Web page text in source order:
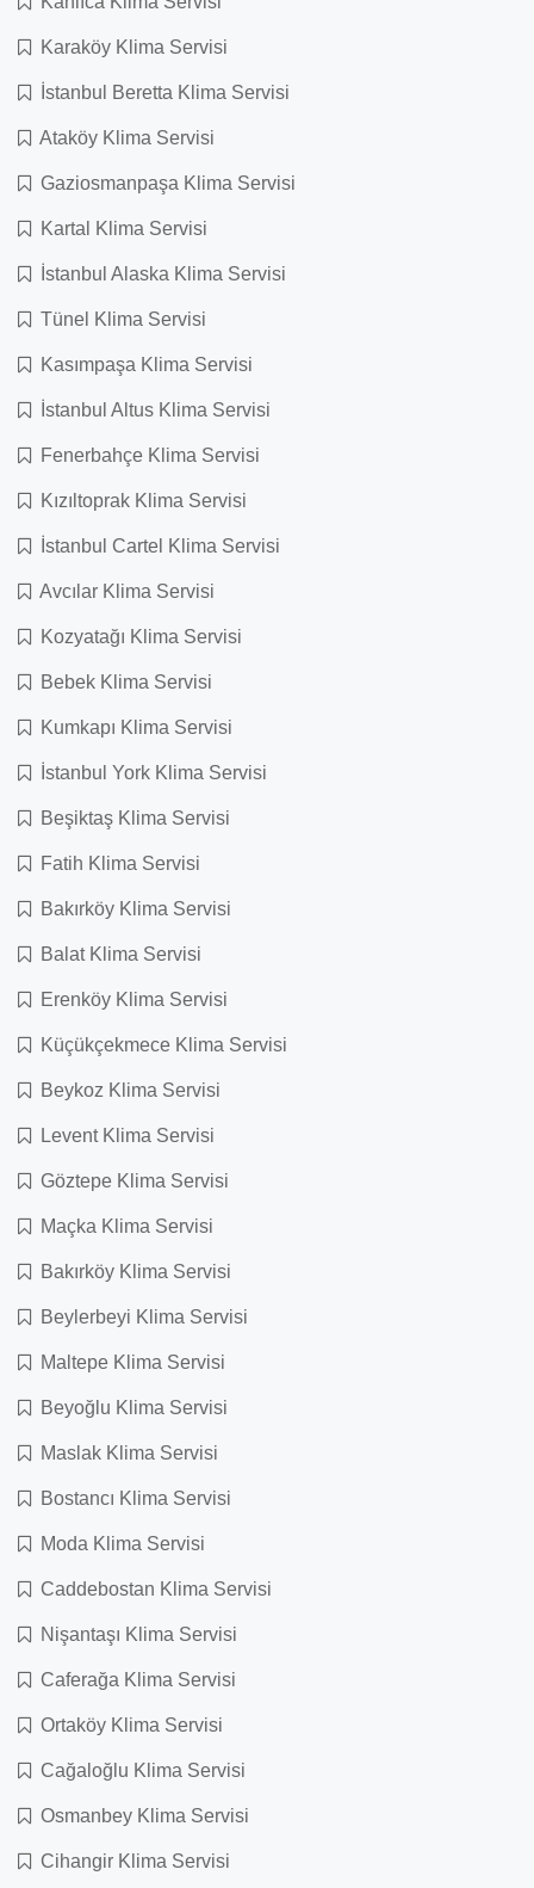
Karaköy Klima Servisi
İstanbul Beretta Klima Servisi
Ataköy Klima Servisi
Gaziosmanpaşa Klima Servisi
Kartal Klima Servisi
İstanbul Alaska Klima Servisi
Tünel Klima Servisi
Kasımpaşa Klima Servisi
İstanbul Altus Klima Servisi
Fenerbahçe Klima Servisi
Kızıltoprak Klima Servisi
İstanbul Cartel Klima Servisi
Avcılar Klima Servisi
Kozyatağı Klima Servisi
Bebek Klima Servisi
Kumkapı Klima Servisi
İstanbul York Klima Servisi
Beşiktaş Klima Servisi
Fatih Klima Servisi
Bakırköy Klima Servisi
Balat Klima Servisi
Erenköy Klima Servisi
Küçükçekmece Klima Servisi
Beykoz Klima Servisi
Levent Klima Servisi
Göztepe Klima Servisi
Maçka Klima Servisi
Bakırköy Klima Servisi
Beylerbeyi Klima Servisi
Maltepe Klima Servisi
Beyoğlu Klima Servisi
Maslak Klima Servisi
Bostancı Klima Servisi
Moda Klima Servisi
Caddebostan Klima Servisi
Nişantaşı Klima Servisi
Caferağa Klima Servisi
Ortaköy Klima Servisi
Cağaloğlu Klima Servisi
Osmanbey Klima Servisi
Cihangir Klima Servisi